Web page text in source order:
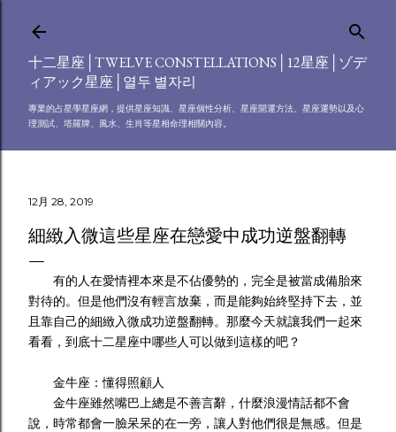
十二星座│TWELVE CONSTELLATIONS│12星座│ゾデ
ィアック星座│열두 별자리
專業的占星學星座網，提供星座知識、星座個性分析、星座開運方法、星座運勢以及心
理測試、塔羅牌、風水、生肖等星相命理相關內容。
12月 28, 2019
細緻入微這些星座在戀愛中成功逆盤翻轉
有的人在愛情裡本來是不佔優勢的，完全是被當成備胎來
對待的。但是他們沒有輕言放棄，而是能夠始終堅持下去，並
且靠自己的細緻入微成功逆盤翻轉。那麼今天就讓我們一起來
看看，到底十二星座中哪些人可以做到這樣的吧？
金牛座：懂得照顧人
金牛座雖然嘴巴上總是不善言辭，什麼浪漫情話都不會
說，時常都會一臉呆呆的在一旁，讓人對他們很是無感。但是